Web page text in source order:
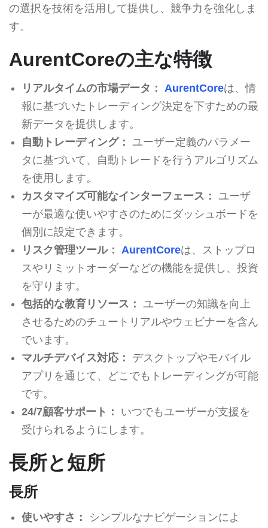
の選択を技術を活用して提供し、競争力を強化しま
す。
AurentCoreの主な特徴
リアルタイムの市場データ： AurentCoreは、情
報に基づいたトレーディング決定を下すための最
新データを提供します。
自動トレーディング：
ユーザー定義のパラメー
タに基づいて、自動トレードを行うアルゴリズム
を使用します。
カスタマイズ可能なインターフェース：
ユーザ
ーが最適な使いやすさのためにダッシュボードを
個別に設定できます。
リスク管理ツール：
AurentCoreは、ストップロ
スやリミットオーダーなどの機能を提供し、投資
を守ります。
包括的な教育リソース：
ユーザーの知識を向上
させるためのチュートリアルやウェビナーを含ん
でいます。
マルチデバイス対応：
デスクトップやモバイル
アプリを通じて、どこでもトレーディングが可能
です。
24/7顧客サポート：
いつでもユーザーが支援を
受けられるようにします。
長所と短所
長所
使いやすさ：
シンプルなナビゲーションによ